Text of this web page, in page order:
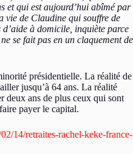
et qui est aujourd’hui abîmé par
de Claudine qui souffre de
à domicile, inquiète parce
se fait pas en un claquement de
présidentielle. La réalité de
jusqu’à 64 ans. La réalité
deux ans de plus ceux qui sont
payer le capital.
14/retraites-rachel-keke-france-